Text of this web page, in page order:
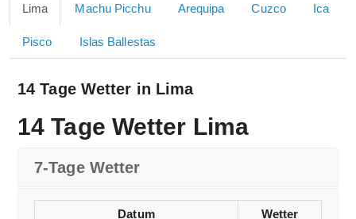
Lima Machu Picchu Arequipa Cuzco Ica
Pisco Islas Ballestas
14 Tage Wetter in Lima
14 Tage Wetter Lima
7-Tage Wetter
Datum Wetter